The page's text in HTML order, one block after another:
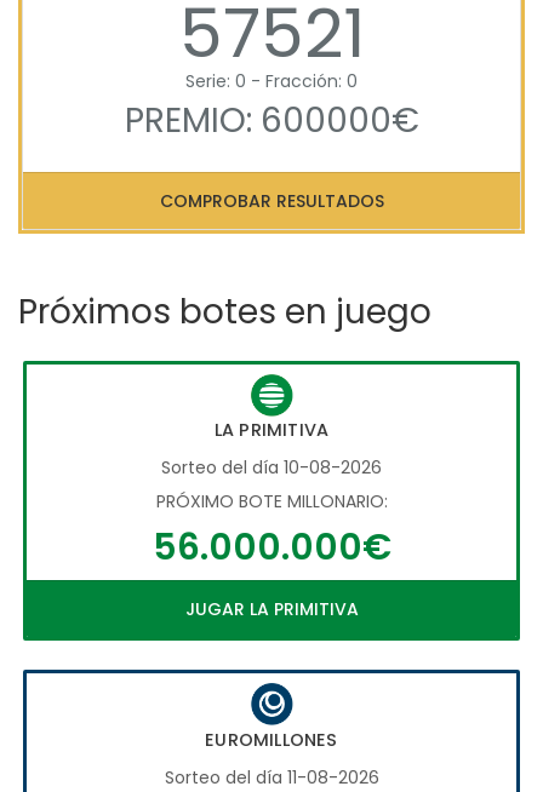
57521
Serie: 0 - Fracción: 0
PREMIO: 600000€
COMPROBAR RESULTADOS
Próximos botes en juego
LA PRIMITIVA
Sorteo del día 10-08-2026
PRÓXIMO BOTE MILLONARIO:
56.000.000€
JUGAR LA PRIMITIVA
EUROMILLONES
Sorteo del día 11-08-2026